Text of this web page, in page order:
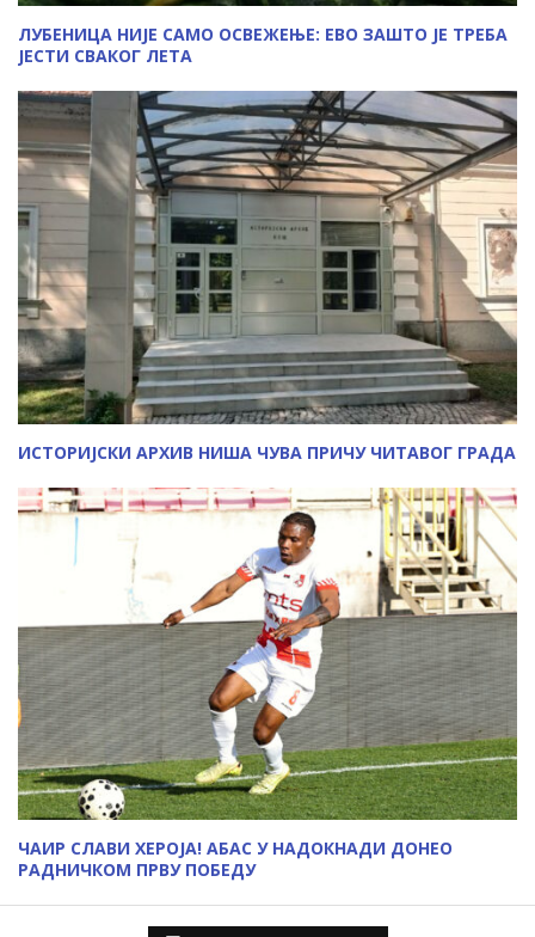
ЛУБЕНИЦА НИЈЕ САМО ОСВЕЖЕЊЕ: ЕВО ЗАШТО ЈЕ ТРЕБА
ЈЕСТИ СВАКОГ ЛЕТА
ИСТОРИЈСКИ АРХИВ НИША ЧУВА ПРИЧУ ЧИТАВОГ ГРАДА
ЧАИР СЛАВИ ХЕРОЈА! АБАС У НАДОКНАДИ ДОНЕО
РАДНИЧКОМ ПРВУ ПОБЕДУ